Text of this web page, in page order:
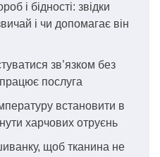
і бідності: звідки
і чи допомагає він
зв’язком без
послуга
встановити в
харчових отруєнь
щоб тканина не